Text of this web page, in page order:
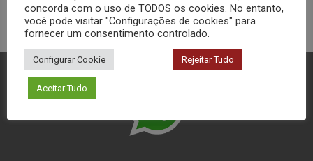
concorda com o uso de TODOS os cookies. No entanto,
você pode visitar "Configurações de cookies" para
fornecer um consentimento controlado.
Configurar Cookie Rejeitar Tudo
Aceitar Tudo